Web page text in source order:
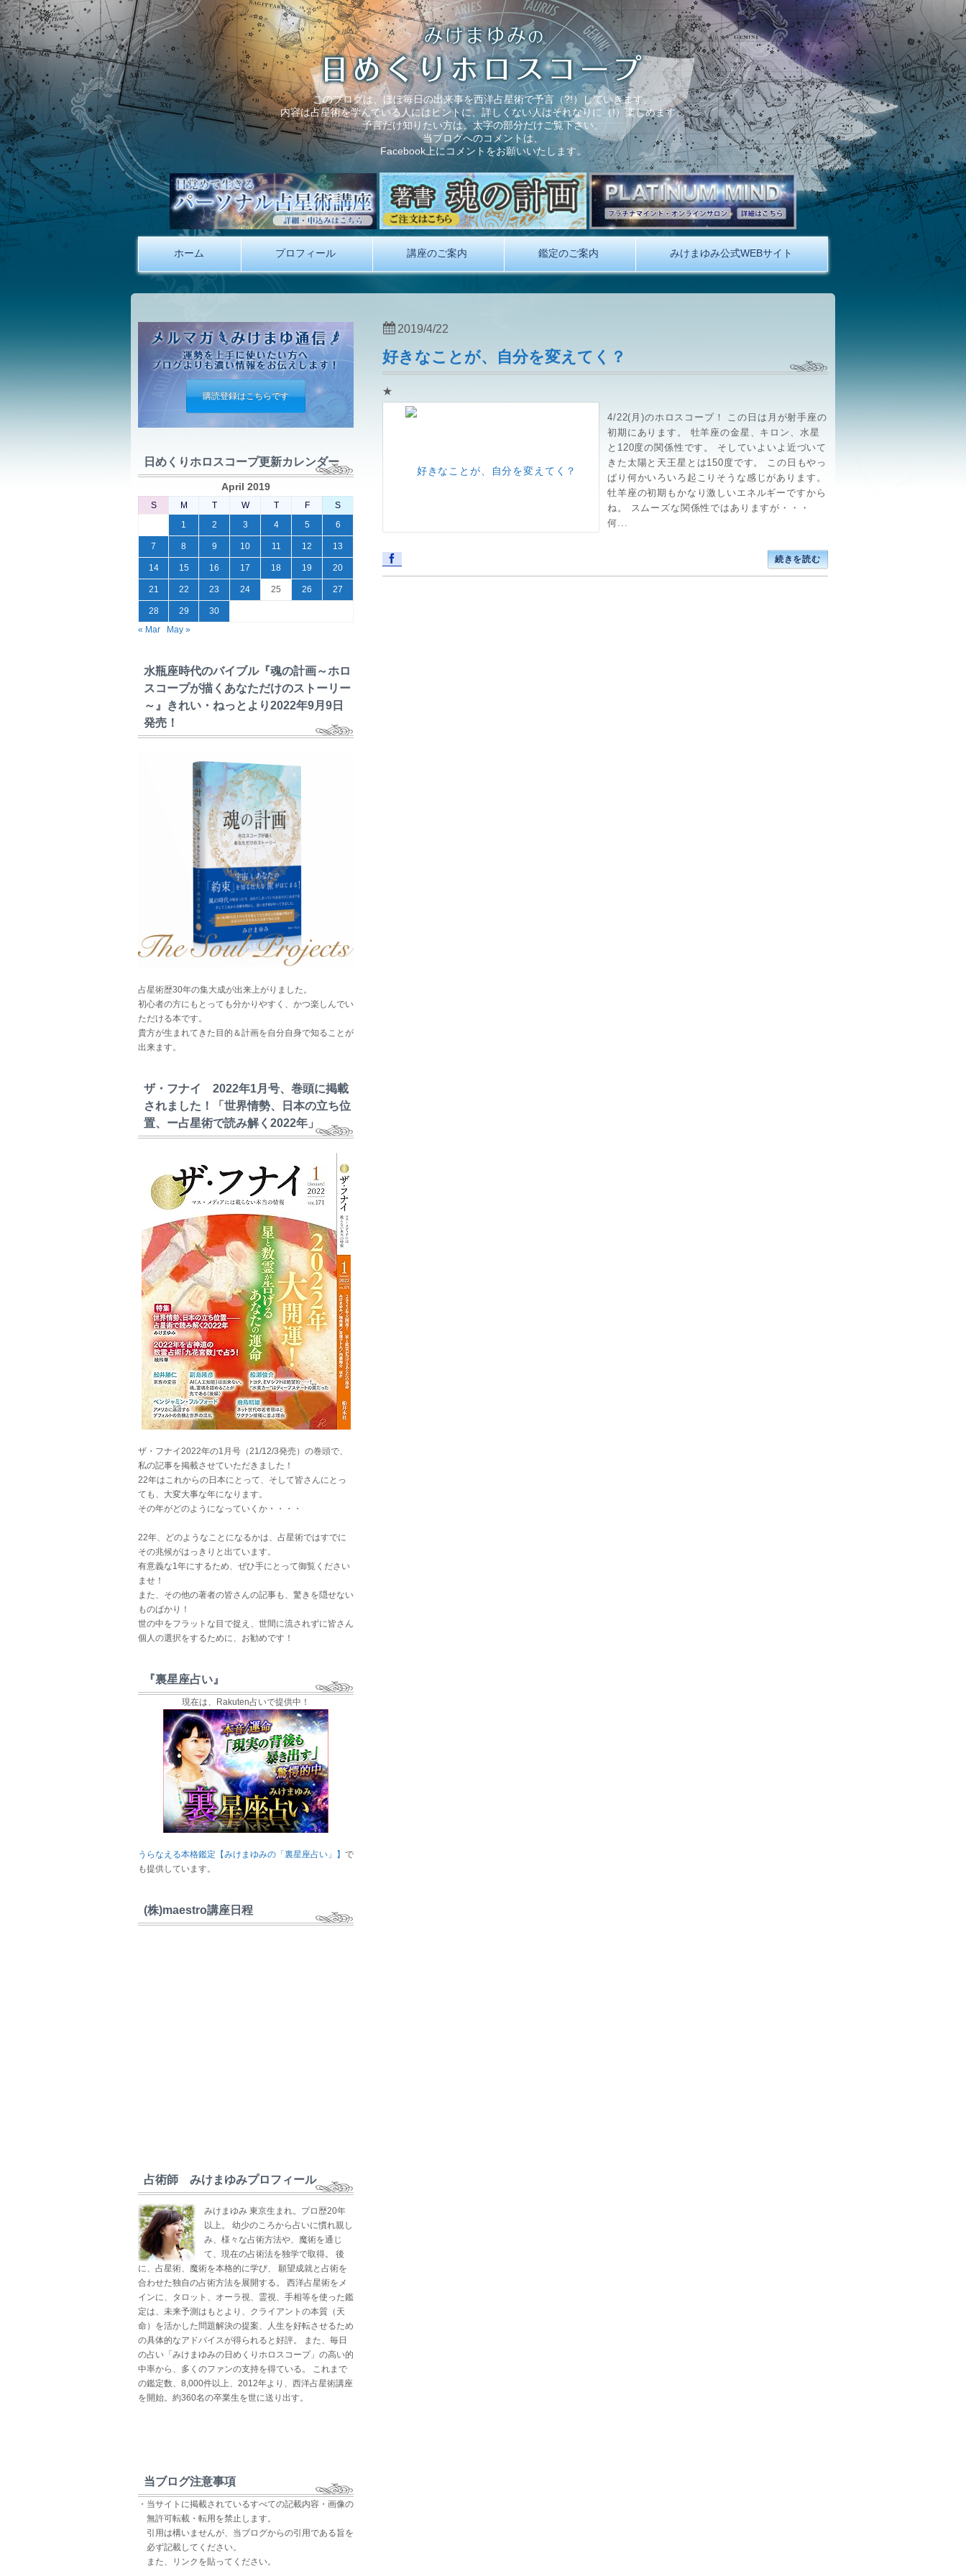
このブログは、ほぼ毎日の出来事を西洋占星術で予言（?!）していきます。
内容は占星術を学んでいる人にはヒントに、詳しくない人はそれなりに（!）楽しめます。
予言だけ知りたい方は、太字の部分だけご覧下さい。
当ブログへのコメントは、
Facebook上にコメントをお願いいたします。
ホーム プロフィール 講座のご案内 鑑定のご案内 みけまゆみ公式WEBサイト
好きなことが、自分を変えてく？
★
4/22(月)のホロスコープ！ この日は月が射手座の
初期にあります。 牡羊座の金星、キロン、水星
と120度の関係性です。 そしていよいよ近づいて
きた太陽と天王星とは150度です。 この日もやっ
ぱり何かいろいろ起こりそうな感じがあります。
牡羊座の初期もかなり激しいエネルギーですから
ね。 スムーズな関係性ではありますが・・・
何...
続きを読む
2019/4/22
購読登録はこちらです
日めくりホロスコープ更新カレンダー
April 2019
S M T W T F
S
1
2 3 4 5 6
7 8 9 10 11 12 13
14 15 16 17 18 19 20
21 22 23 24 25 26 27
28 29
30
« Mar
May »
水瓶座時代のバイブル『魂の計画～ホロ
スコープが描くあなただけのストーリー
～』きれい・ねっとより2022年9月9日
発売！
占星術歴30年の集大成が出来上がりました。
初心者の方にもとっても分かりやすく、かつ楽しんでい
ただける本です。
貴方が生まれてきた目的＆計画を自分自身で知ることが
出来ます。
ザ・フナイ 2022年1月号、巻頭に掲載
されました！「世界情勢、日本の立ち位
置、ー占星術で読み解く2022年」
ザ・フナイ2022年の1月号（21/12/3発売）の巻頭で、
私の記事を掲載させていただきました！
22年はこれからの日本にとって、そして皆さんにとっ
ても、大変大事な年になります。
その年がどのようになっていくか・・・・
22年、どのようなことになるかは、占星術ではすでに
その兆候がはっきりと出ています。
有意義な1年にするため、ぜひ手にとって御覧ください
ませ！
また、その他の著者の皆さんの記事も、驚きを隠せない
ものばかり！
世の中をフラットな目で捉え、世間に流されずに皆さん
個人の選択をするために、お勧めです！
『裏星座占い』
現在は、Rakuten占いで提供中！
うらなえる本格鑑定【みけまゆみの「裏星座占い」】 で
も提供しています。
(株)maestro講座日程
占術師 みけまゆみプロフィール
みけまゆみ 東京生まれ。プロ歴20年
以上。 幼少のころから占いに慣れ親し
み、様々な占術方法や、魔術を通じ
て、現在の占術法を独学で取得。 後
に、占星術、魔術を本格的に学び、 願望成就と占術を
合わせた独自の占術方法を展開する。 西洋占星術をメ
インに、タロット、オーラ視、霊視、手相等を使った鑑
定は、未来予測はもとより、クライアントの本質（天
命）を活かした問題解決の提案、人生を好転させるため
の具体的なアドバイスが得られると好評。 また、毎日
の占い「みけまゆみの日めくりホロスコープ」の高い的
中率から、多くのファンの支持を得ている。 これまで
の鑑定数、8,000件以上、2012年より、西洋占星術講座
を開始。約360名の卒業生を世に送り出す。
当ブログ注意事項
・当サイトに掲載されているすべての記載内容・画像の
無許可転載・転用を禁止します。
引用は構いませんが、当ブログからの引用である旨を
必ず記載してください。
また、リンクを貼ってください。